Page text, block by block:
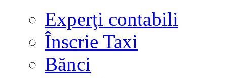
Experţi contabili
Înscrie Taxi
Bănci